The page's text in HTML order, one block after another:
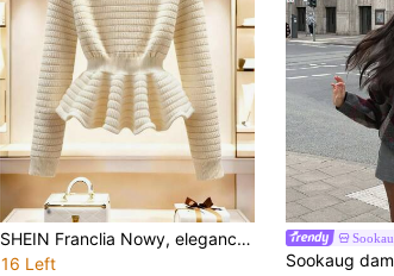
SHEIN Franclia Nowy, elegancki, francuski sweter do pracy, jesień/zima, z marszczeniami w talii, damski, z paskiem
16 Left